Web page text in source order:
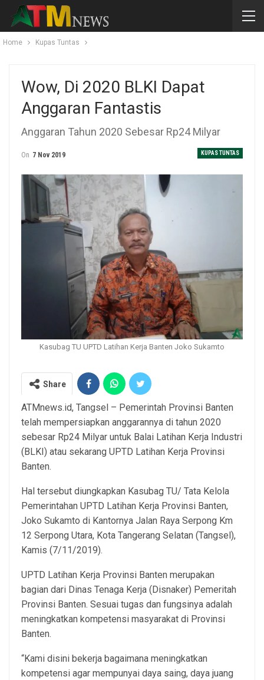
Home Kupas Tuntas
Wow, Di 2020 BLKI Dapat
Anggaran Fantastis
Anggaran Tahun 2020 Sebesar Rp24 Milyar
KUPAS TUNTAS
On 7 Nov 2019
Kasubag TU UPTD Latihan Kerja Banten Joko Sukamto
Share
ATMnews.id, Tangsel – Pemerintah Provinsi Banten
telah mempersiapkan anggarannya di tahun 2020
sebesar Rp24 Milyar untuk Balai Latihan Kerja Industri
(BLKI) atau sekarang UPTD Latihan Kerja Provinsi
Banten.
Hal tersebut diungkapkan Kasubag TU/ Tata Kelola
Pemerintahan UPTD Latihan Kerja Provinsi Banten,
Joko Sukamto di Kantornya Jalan Raya Serpong Km
12 Serpong Utara, Kota Tangerang Selatan (Tangsel),
Kamis (7/11/2019).
UPTD Latihan Kerja Provinsi Banten merupakan
bagian dari Dinas Tenaga Kerja (Disnaker) Pemeritah
Provinsi Banten. Sesuai tugas dan fungsinya adalah
meningkatkan kompetensi masyarakat di Provinsi
Banten.
“Kami disini bekerja bagaimana meningkatkan
kompetensi agar mempunyai daya saing, daya juang